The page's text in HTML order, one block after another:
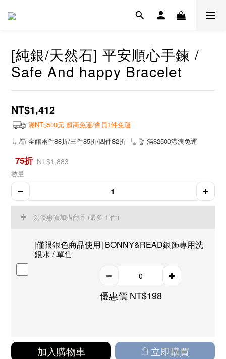
[純銀/天然石] 平安順心手鍊 /
Safe And happy Bracelet
NT$1,412
滿NT$500元 超商免運/會員1件免運
全館兩件88折/三件85折/四件82折
滿$2500港澳免運
75折 NT$1,883
數量
以優惠價加購商品 (最多 1 件)
[僅限銀色商品使用] BONNY&READ銀飾專用洗
銀水 / 單售
優惠價 NT$198
加入購物車 立即購買